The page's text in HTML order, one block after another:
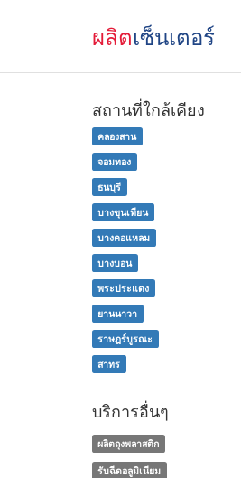
ผลิตเซ็นเตอร์
สถานที่ใกล้เคียง
คลองสาน
จอมทอง
ธนบุรี
บางขุนเทียน
บางคอแหลม
บางบอน
พระประแดง
ยานนาวา
ราษฎร์บูรณะ
สาทร
บริการอื่นๆ
ผลิตถุงพลาสติก
รับฉีดอลูมิเนียม